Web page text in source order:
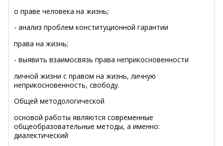
о праве человека на жизнь;
- анализ проблем конституционной гарантии
права на жизнь;
- выявить взаимосвязь права неприкосновенности
личной жизни с правом на жизнь, личную
неприкосновенность, свободу.
Общей методологической
основой работы являются современные
общеобразовательные методы, а именно:
диалектический